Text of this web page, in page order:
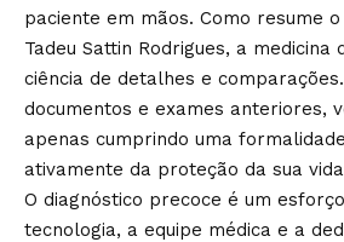
paciente em mãos. Como resume o
Tadeu Sattin Rodrigues, a medicina
ciência de detalhes e
documentos e exames anteriores,
apenas cumprindo uma
ativamente da proteção da sua
O diagnóstico precoce é um
tecnologia, a equipe médica e a